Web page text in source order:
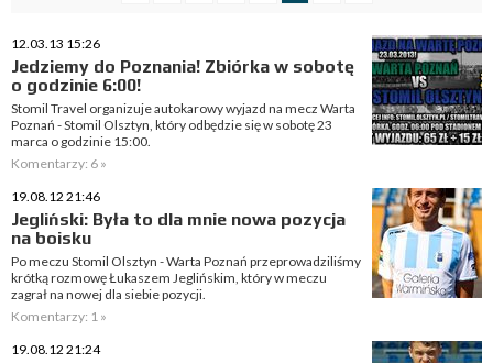
12.03.13 15:26
Jedziemy do Poznania! Zbiórka w sobotę
o godzinie 6:00!
Stomil Travel organizuje autokarowy wyjazd na mecz Warta
Poznań - Stomil Olsztyn, który odbędzie się w sobotę 23
marca o godzinie 15:00.
Komentarzy: 6 »
19.08.12 21:46
Jegliński: Była to dla mnie nowa pozycja
na boisku
Po meczu Stomil Olsztyn - Warta Poznań przeprowadziliśmy
krótką rozmowę Łukaszem Jeglińskim, który w meczu
zagrał na nowej dla siebie pozycji.
Komentarzy: 1 »
19.08.12 21:24